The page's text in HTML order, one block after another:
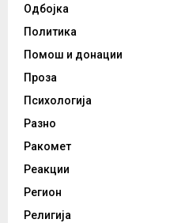
Одбојка
Политика
Помош и донации
Проза
Психологија
Разно
Ракомет
Реакции
Регион
Религија